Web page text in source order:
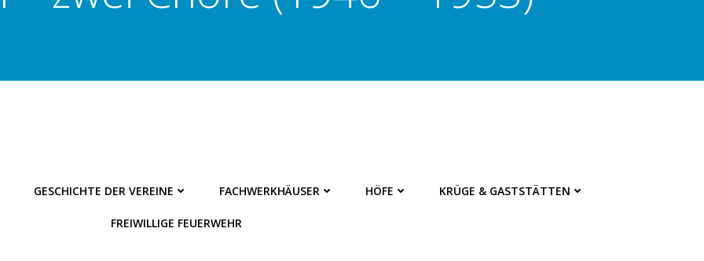
GESCHICHTE DER VEREINE FACHWERKHÄUSER HÖFE KRÜGE & GASTSTÄTTEN
FREIWILLIGE FEUERWEHR